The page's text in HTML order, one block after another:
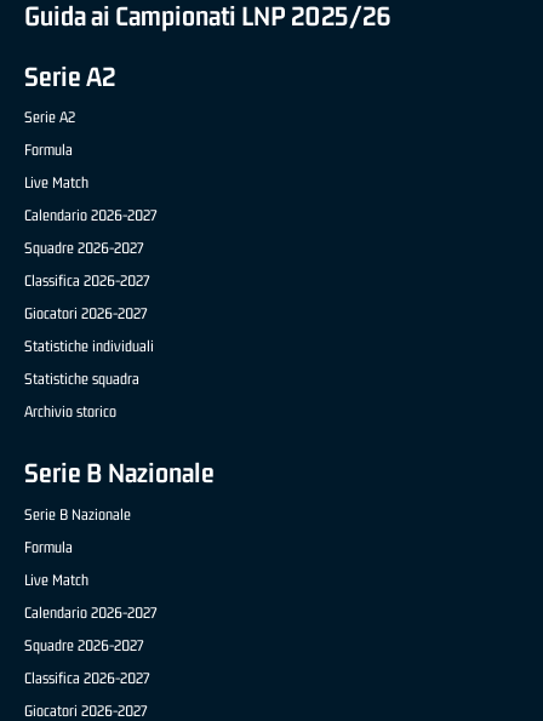
Guida ai Campionati LNP 2025/26
Serie A2
Serie A2
Formula
Live Match
Calendario 2026-2027
Squadre 2026-2027
Classifica 2026-2027
Giocatori 2026-2027
Statistiche individuali
Statistiche squadra
Archivio storico
Serie B Nazionale
Serie B Nazionale
Formula
Live Match
Calendario 2026-2027
Squadre 2026-2027
Classifica 2026-2027
Giocatori 2026-2027